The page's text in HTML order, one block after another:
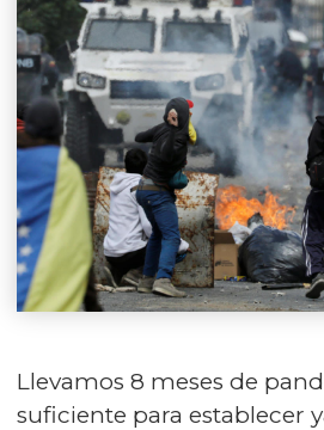
Llevamos 8 meses de
suficiente para establecer